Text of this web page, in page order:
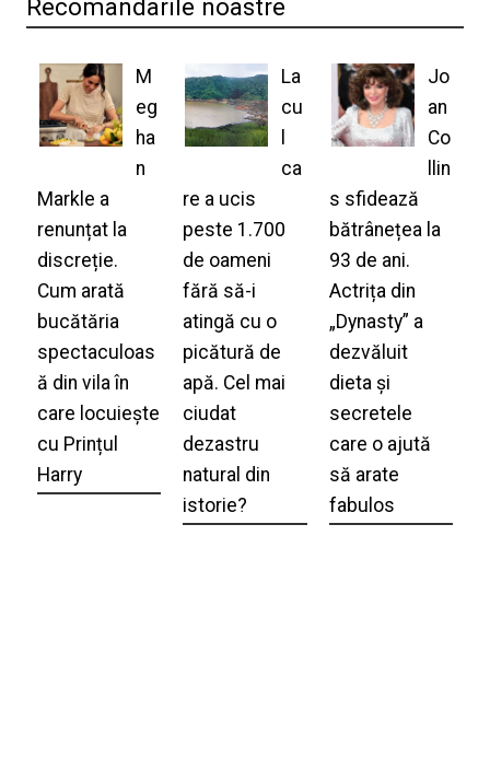
Recomandarile noastre
M
eg
ha
n
Markle a
renunțat la
discreție.
Cum arată
bucătăria
spectaculoas
ă din vila în
care locuiește
cu Prințul
Harry
La
cu
ca
re a ucis
peste 1.700
de oameni
fără să-i
atingă cu o
picătură de
apă. Cel mai
ciudat
dezastru
natural din
istorie?
Jo
an
Co
llin
s sfidează
bătrânețea la
93 de ani.
Actrița din
„Dynasty” a
dezvăluit
dieta și
secretele
care o ajută
să arate
fabulos